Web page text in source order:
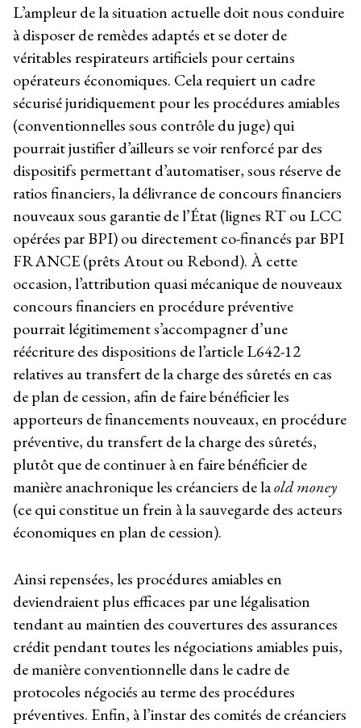
L’ampleur de la situation actuelle doit nous conduire
à disposer de remèdes adaptés et se doter de
véritables respirateurs artificiels pour certains
opérateurs économiques. Cela requiert un cadre
sécurisé juridiquement pour les procédures amiables
(conventionnelles sous contrôle du juge) qui
pourrait justifier d’ailleurs se voir renforcé par des
dispositifs permettant d’automatiser, sous réserve de
ratios financiers, la délivrance de concours financiers
nouveaux sous garantie de l’État (lignes RT ou LCC
opérées par BPI) ou directement co-financés par BPI
FRANCE (prêts Atout ou Rebond). À cette
occasion, l’attribution quasi mécanique de nouveaux
concours financiers en procédure préventive
pourrait légitimement s’accompagner d’une
réécriture des dispositions de l’article L642-12
relatives au transfert de la charge des sûretés en cas
de plan de cession, afin de faire bénéficier les
apporteurs de financements nouveaux, en procédure
préventive, du transfert de la charge des sûretés,
plutôt que de continuer à en faire bénéficier de
manière anachronique les créanciers de laold money
(ce qui constitue un frein à la sauvegarde des acteurs
économiques en plan de cession).
Ainsi repensées, les procédures amiables en
deviendraient plus efficaces par une légalisation
tendant au maintien des couvertures des assurances
crédit pendant toutes les négociations amiables puis,
de manière conventionnelle dans le cadre de
protocoles négociés au terme des procédures
préventives. Enfin, à l’instar des comités de créanciers